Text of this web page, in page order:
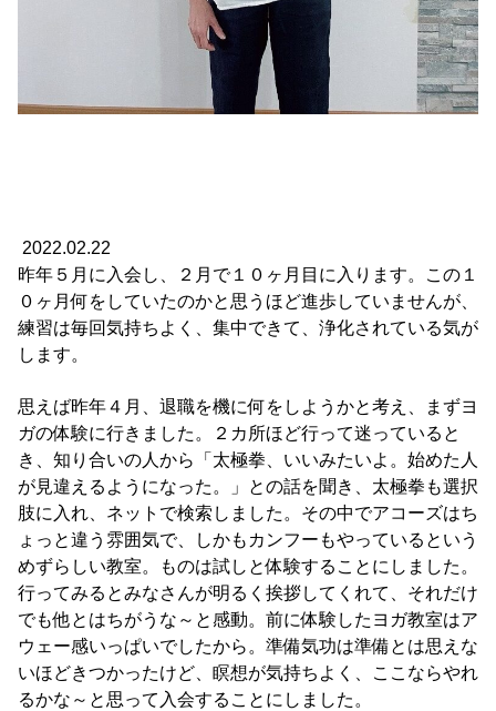
2022.02.22
昨年５月に入会し、２月で１０ヶ月目に入ります。この１
０ヶ月何をしていたのかと思うほど進歩していませんが、
練習は毎回気持ちよく、集中できて、浄化されている気が
します。
思えば昨年４月、退職を機に何をしようかと考え、まずヨ
ガの体験に行きました。２カ所ほど行って迷っていると
き、知り合いの人から「太極拳、いいみたいよ。始めた人
が見違えるようになった。」との話を聞き、太極拳も選択
肢に入れ、ネットで検索しました。その中でアコーズはち
ょっと違う雰囲気で、しかもカンフーもやっているという
めずらしい教室。ものは試しと体験することにしました。
行ってみるとみなさんが明るく挨拶してくれて、それだけ
でも他とはちがうな～と感動。前に体験したヨガ教室はア
ウェー感いっぱいでしたから。準備気功は準備とは思えな
いほどきつかったけど、瞑想が気持ちよく、ここならやれ
るかな～と思って入会することにしました。